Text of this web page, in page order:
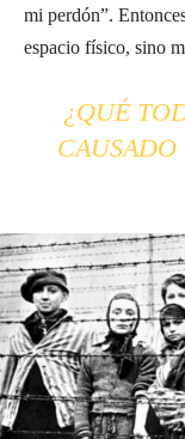
mi perdón”.
espacio físico, sino
¿QUÉ
CAUSADO